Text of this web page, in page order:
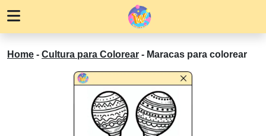
Home - Cultura para Colorear - Maracas para colorear